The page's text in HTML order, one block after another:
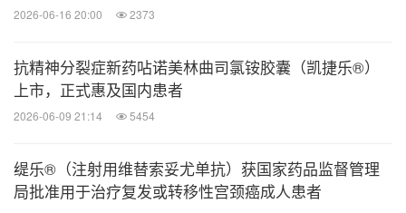
（UPCR）较基线降低了52.0%，与安慰剂相比，
义（p<0.0001）。Povetacicept总体安全且耐受性
良好。再鼎医药在大中华区参与了这项全球3期研
– 原发性膜性肾病（pMN） ：再鼎医药合作伙伴
Vertex已完成全球关键性2/3期OLYMPUS研究的2
2026-06-16 20:00 2373
抗精神分裂症新药呫诺美林曲司氯铵胶囊（凯捷乐®）
上市，正式惠及国内患者
2026-06-09 21:14 5454
缇乐®（注射用维替索妥尤单抗）获国家药品监督管理
局批准用于治疗复发或转移性宫颈癌成人患者